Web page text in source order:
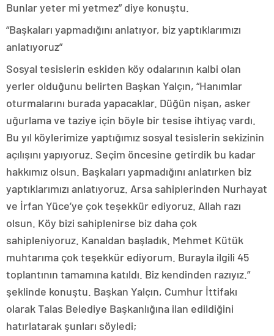
Bunlar yeter mi yetmez” diye konuştu.
“Başkaları yapmadığını anlatıyor, biz yaptıklarımızı
anlatıyoruz”
Sosyal tesislerin eskiden köy odalarının kalbi olan
yerler olduğunu belirten Başkan Yalçın, “Hanımlar
oturmalarını burada yapacaklar. Düğün nişan, asker
uğurlama ve taziye için böyle bir tesise ihtiyaç vardı.
Bu yıl köylerimize yaptığımız sosyal tesislerin sekizinin
açılışını yapıyoruz. Seçim öncesine getirdik bu kadar
hakkımız olsun. Başkaları yapmadığını anlatırken biz
yaptıklarımızı anlatıyoruz. Arsa sahiplerinden Nurhayat
ve İrfan Yüce’ye çok teşekkür ediyoruz. Allah razı
olsun. Köy bizi sahiplenirse biz daha çok
sahipleniyoruz. Kanaldan başladık. Mehmet Kütük
muhtarıma çok teşekkür ediyorum. Burayla ilgili 45
toplantının tamamına katıldı. Biz kendinden razıyız.”
şeklinde konuştu. Başkan Yalçın, Cumhur İttifakı
olarak Talas Belediye Başkanlığına ilan edildiğini
hatırlatarak şunları söyledi;